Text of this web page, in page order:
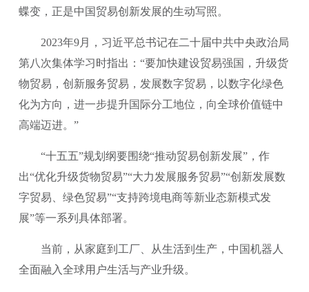
蝶变，正是中国贸易创新发展的生动写照。
2023年9月，习近平总书记在二十届中共中央政治局
第八次集体学习时指出：“要加快建设贸易强国，升级货
物贸易，创新服务贸易，发展数字贸易，以数字化绿色
化为方向，进一步提升国际分工地位，向全球价值链中
高端迈进。”
“十五五”规划纲要围绕“推动贸易创新发展”，作
出“优化升级货物贸易”“大力发展服务贸易”“创新发展数
字贸易、绿色贸易”“支持跨境电商等新业态新模式发
展”等一系列具体部署。
当前，从家庭到工厂、从生活到生产，中国机器人
全面融入全球用户生活与产业升级。